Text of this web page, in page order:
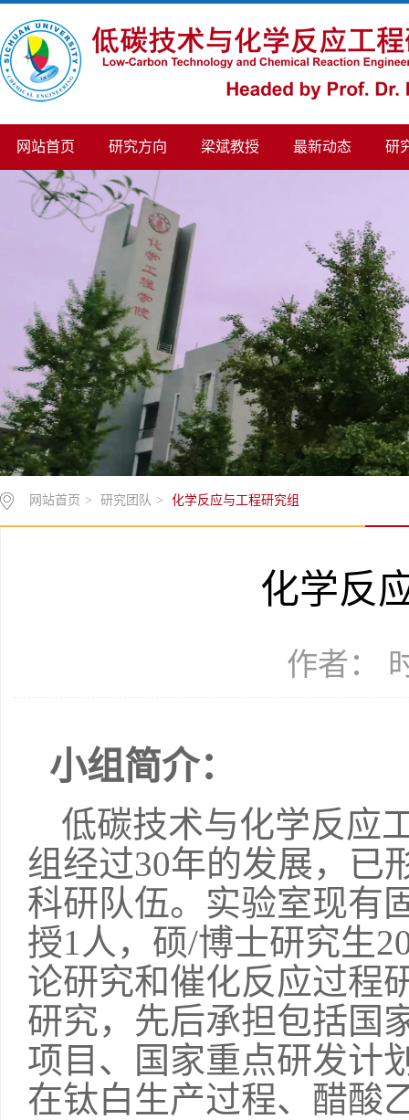
网站首页 研究方向 梁斌教授 最新动态 研
网站首页 > 研究团队 > 化学反应与工程研究组
化学反
作者：
小组简介：
低碳技术与化学反应
组经过30年的发展，已
科研队伍。实验室现有
授1 人，硕/博士研究生
论研究和催化反应过程
研究，先后承担包括国
项目、国家重点研发计
在钛白生产过程、醋酸